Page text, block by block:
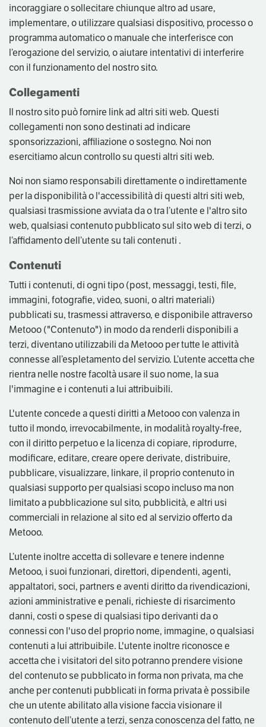
incoraggiare o sollecitare chiunque altro ad usare,
implementare, o utilizzare qualsiasi dispositivo, processo o
programma automatico o manuale che interferisce con
l’erogazione del servizio, o aiutare intentativi di interferire
con il funzionamento del nostro sito.
Collegamenti
Il nostro sito può fornire link ad altri siti web. Questi
collegamenti non sono destinati ad indicare
sponsorizzazioni, affiliazione o sostegno. Noi non
esercitiamo alcun controllo su questi altri siti web.
Noi non siamo responsabili direttamente o indirettamente
per la disponibilità o l'accessibilità di questi altri siti web,
qualsiasi trasmissione avviata da o tra l’utente e l'altro sito
web, qualsiasi contenuto pubblicato sul sito web di terzi, o
l’affidamento dell’utente su tali contenuti .
Contenuti
Tutti i contenuti, di ogni tipo (post, messaggi, testi, file,
immagini, fotografie, video, suoni, o altri materiali)
pubblicati su, trasmessi attraverso, e disponibile attraverso
Metooo ("Contenuto") in modo da renderli disponibili a
terzi, diventano utilizzabili da Metooo per tutte le attività
connesse all’espletamento del servizio. L’utente accetta che
rientra nelle nostre facoltà usare il suo nome, la sua
l'immagine e i contenuti a lui attribuibili.
L'utente concede a questi diritti a Metooo con valenza in
tutto il mondo, irrevocabilmente, in modalità royalty-free,
con il diritto perpetuo e la licenza di copiare, riprodurre,
modificare, editare, creare opere derivate, distribuire,
pubblicare, visualizzare, linkare, il proprio contenuto in
qualsiasi supporto per qualsiasi scopo incluso ma non
limitato a pubblicazione sul sito, pubblicità, e altri usi
commerciali in relazione al sito ed al servizio offerto da
Metooo.
L’utente inoltre accetta di sollevare e tenere indenne
Metooo, i suoi funzionari, direttori, dipendenti, agenti,
appaltatori, soci, partners e aventi diritto da rivendicazioni,
azioni amministrative e penali, richieste di risarcimento
danni, costi o spese di qualsiasi tipo derivanti da o
connessi con l'uso del proprio nome, immagine, o qualsiasi
contenuti a lui attribuibile. L'utente inoltre riconosce e
accetta che i visitatori del sito potranno prendere visione
del contenuto se pubblicato in forma non privata, ma che
anche per contenuti pubblicati in forma privata è possibile
che un utente abilitato alla visione faccia visionare il
contenuto dell’utente a terzi, senza conoscenza del fatto, ne